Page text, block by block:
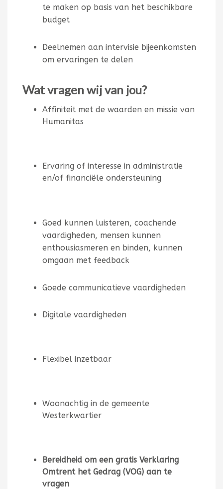
te maken op basis van het beschikbare
budget
Deelnemen aan intervisie bijeenkomsten
om ervaringen te delen
Wat vragen wij van jou?
Affiniteit met de waarden en missie van
Humanitas
Ervaring of interesse in administratie
en/of financiële ondersteuning
Goed kunnen luisteren, coachende
vaardigheden, mensen kunnen
enthousiasmeren en binden, kunnen
omgaan met feedback
Goede communicatieve vaardigheden
Digitale vaardigheden
Flexibel inzetbaar
Woonachtig in de gemeente
Westerkwartier
Bereidheid om een gratis Verklaring
Omtrent het Gedrag (VOG) aan te
vragen